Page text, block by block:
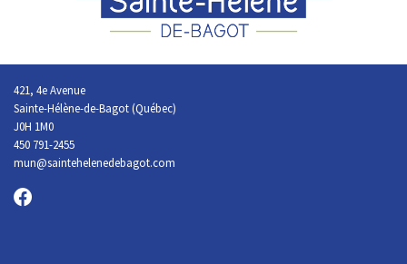
421, 4e Avenue
Sainte-Hélène-de-Bagot (Québec)
J0H 1M0
450 791-2455
mun@saintehelenedebagot.com